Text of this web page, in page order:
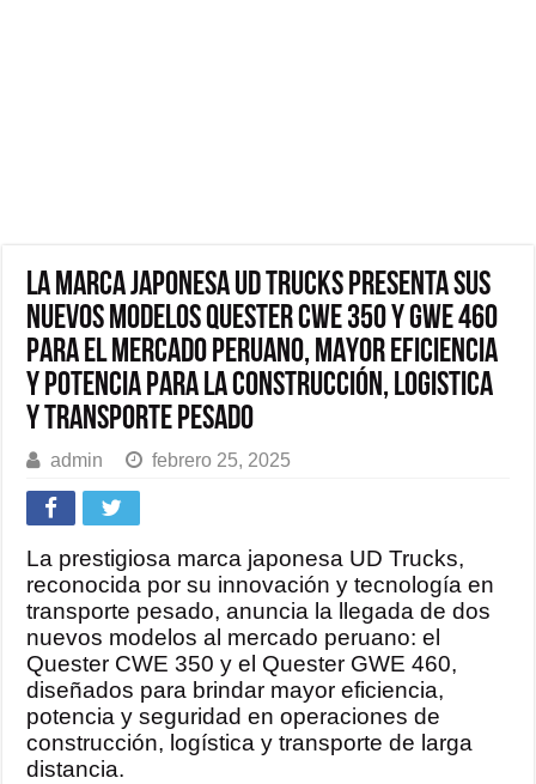
LA MARCA JAPONESA UD TRUCKS PRESENTA SUS
NUEVOS MODELOS QUESTER CWE 350 Y GWE 460
PARA EL MERCADO PERUANO, MAYOR EFICIENCIA
Y POTENCIA PARA LA CONSTRUCCIÓN, LOGISTICA
Y TRANSPORTE PESADO
admin febrero 25, 2025
La prestigiosa marca japonesa UD Trucks,
reconocida por su innovación y tecnología en
transporte pesado, anuncia la llegada de dos
nuevos modelos al mercado peruano: el
Quester CWE 350 y el Quester GWE 460,
diseñados para brindar mayor eficiencia,
potencia y seguridad en operaciones de
construcción, logística y transporte de larga
distancia.